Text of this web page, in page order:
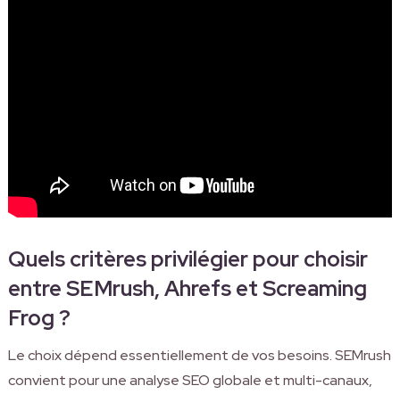
Quels critères privilégier pour choisir
entre SEMrush, Ahrefs et Screaming
Frog ?
Le choix dépend essentiellement de vos besoins. SEMrush
convient pour une analyse SEO globale et multi-canaux,